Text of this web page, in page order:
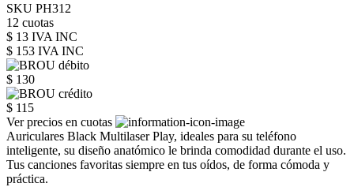
SKU PH312
12 cuotas
$ 13 IVA INC
$ 153 IVA INC
$ 130
$ 115
Ver precios en cuotas
Auriculares Black Multilaser Play, ideales para su teléfono
inteligente, su diseño anatómico le brinda comodidad durante el uso.
Tus canciones favoritas siempre en tus oídos, de forma cómoda y
práctica.